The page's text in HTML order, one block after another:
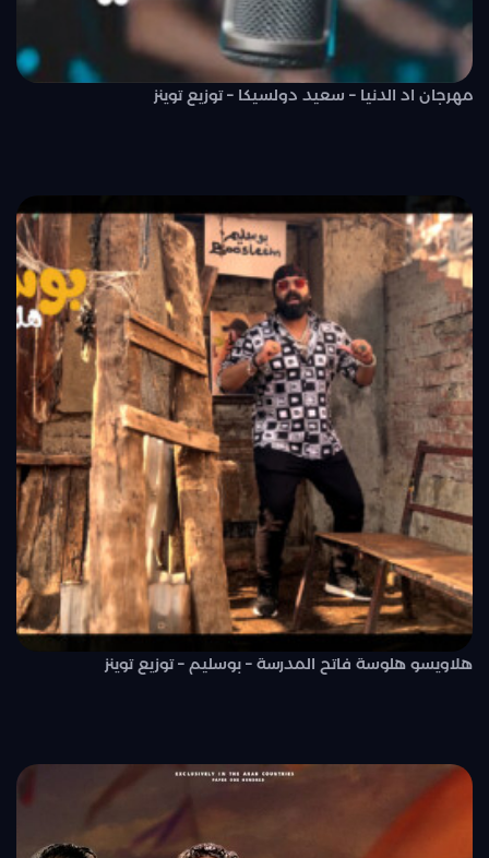
مهرجان اد الدنيا – سعيد دولسيكا – توزيع توينز
هلاويسو هلوسة فاتح المدرسة – بوسليم – توزيع توينز